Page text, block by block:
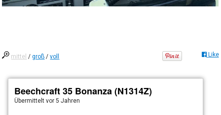
mittel /groß /voll Like
Beechcraft 35 Bonanza (N1314Z)
Übermitteltvor 5 Jahren